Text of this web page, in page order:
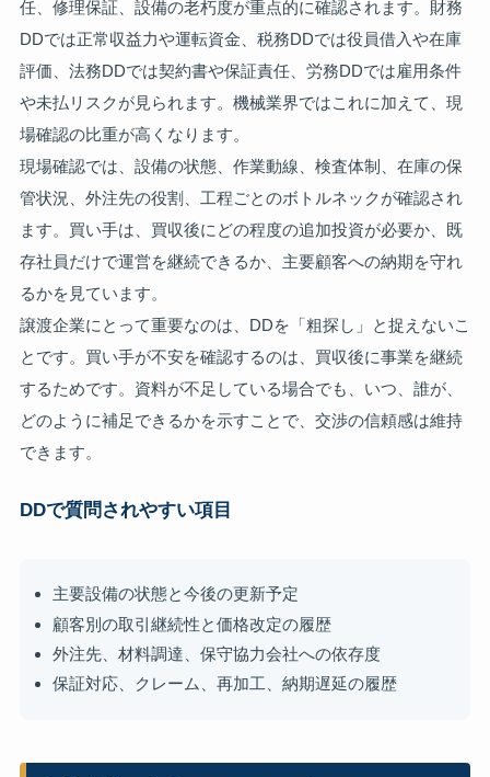
任、修理保証、設備の老朽度が重点的に確認されます。財務
DDでは正常収益力や運転資金、税務DDでは役員借入や在庫
評価、法務DDでは契約書や保証責任、労務DDでは雇用条件
や未払リスクが見られます。機械業界ではこれに加えて、現
場確認の比重が高くなります。
現場確認では、設備の状態、作業動線、検査体制、在庫の保
管状況、外注先の役割、工程ごとのボトルネックが確認され
ます。買い手は、買収後にどの程度の追加投資が必要か、既
存社員だけで運営を継続できるか、主要顧客への納期を守れ
るかを見ています。
譲渡企業にとって重要なのは、DDを「粗探し」と捉えないこ
とです。買い手が不安を確認するのは、買収後に事業を継続
するためです。資料が不足している場合でも、いつ、誰が、
どのように補足できるかを示すことで、交渉の信頼感は維持
できます。
DDで質問されやすい項目
主要設備の状態と今後の更新予定
顧客別の取引継続性と価格改定の履歴
外注先、材料調達、保守協力会社への依存度
保証対応、クレーム、再加工、納期遅延の履歴